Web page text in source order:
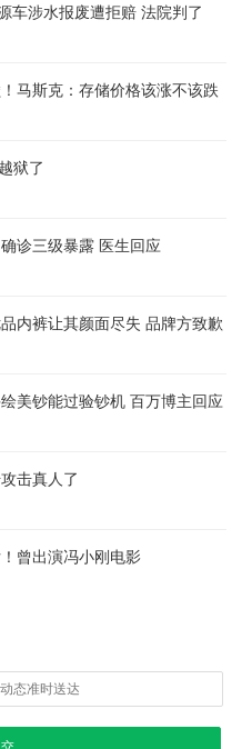
车涉水报废遭拒赔 法院判了
马斯克：存储价格该涨不该跌
狱了
诊三级暴露 医生回应
内裤让其颜面尽失 品牌方致歉
美钞能过验钞机 百万博主回应
击真人了
曾出演冯小刚电影